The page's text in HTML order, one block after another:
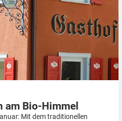
am Bio-Himmel
Mit dem traditionellen